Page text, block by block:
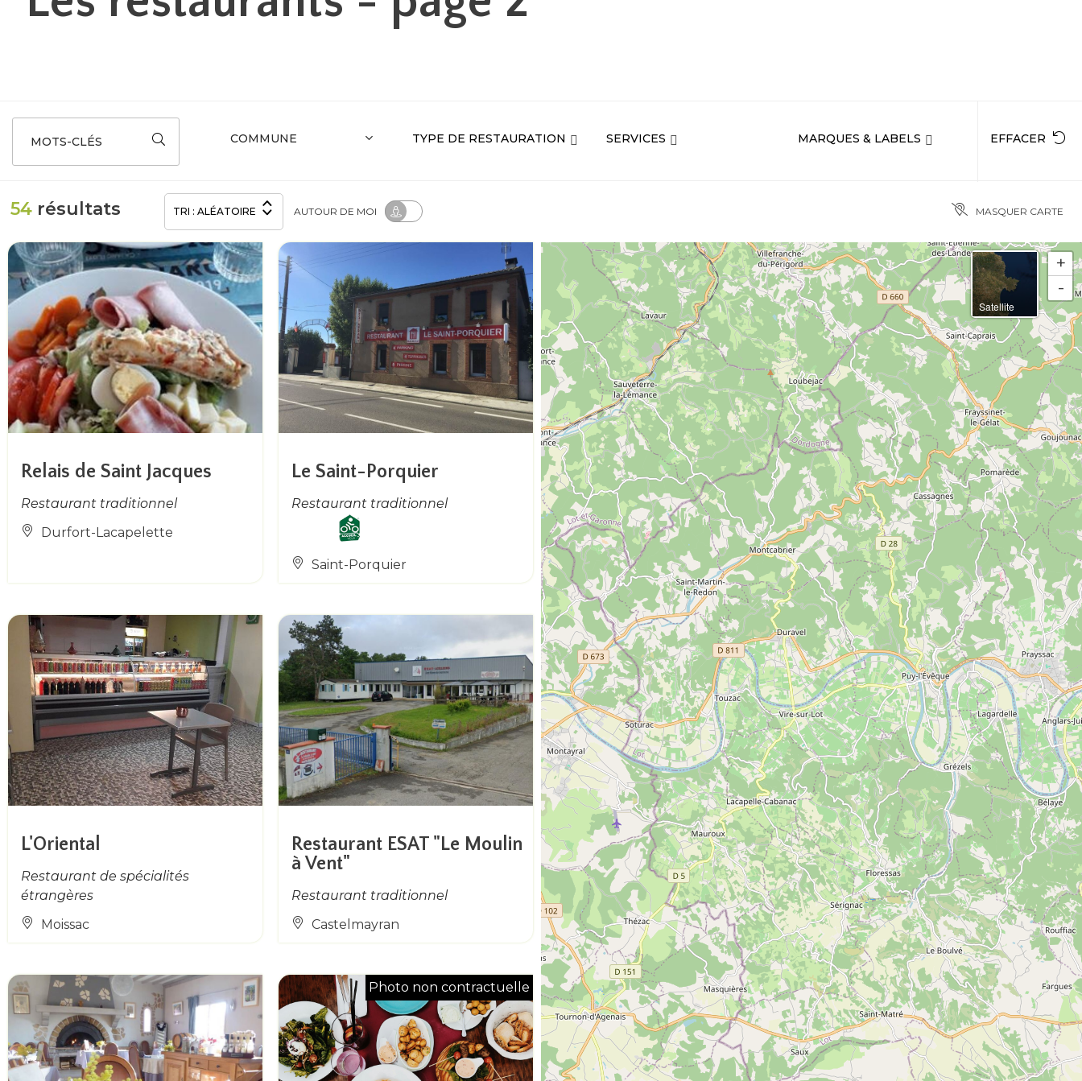
MOTS-CLÉS TYPE DE RESTAURATION SERVICES MARQUES & LABELS EFFACER
54 résultats TRI : ALÉATOIRE AUTOUR DE MOI MASQUER CARTE
Relais de Saint Jacques
Restaurant traditionnel
Durfort-Lacapelette
Le Saint-Porquier
Restaurant traditionnel
Saint-Porquier
L'Oriental
Restaurant de spécialités
étrangères
Moissac
Restaurant ESAT "Le Moulin
à Vent"
Restaurant traditionnel
Castelmayran
+
-
Satellite